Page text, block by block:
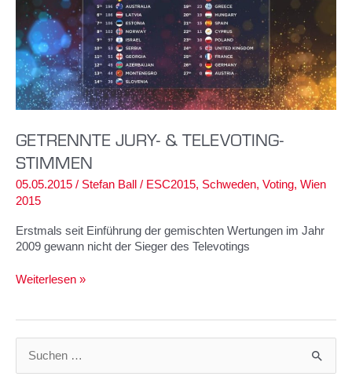
GETRENNTE JURY- & TELEVOTING-
STIMMEN
05.05.2015 / Stefan Ball / ESC2015, Schweden, Voting, Wien
2015
Erstmals seit Einführung der gemischten Wertungen im Jahr
2009 gewann nicht der Sieger des Televotings
Getrennte
Stimmen
Weiterlesen »
u